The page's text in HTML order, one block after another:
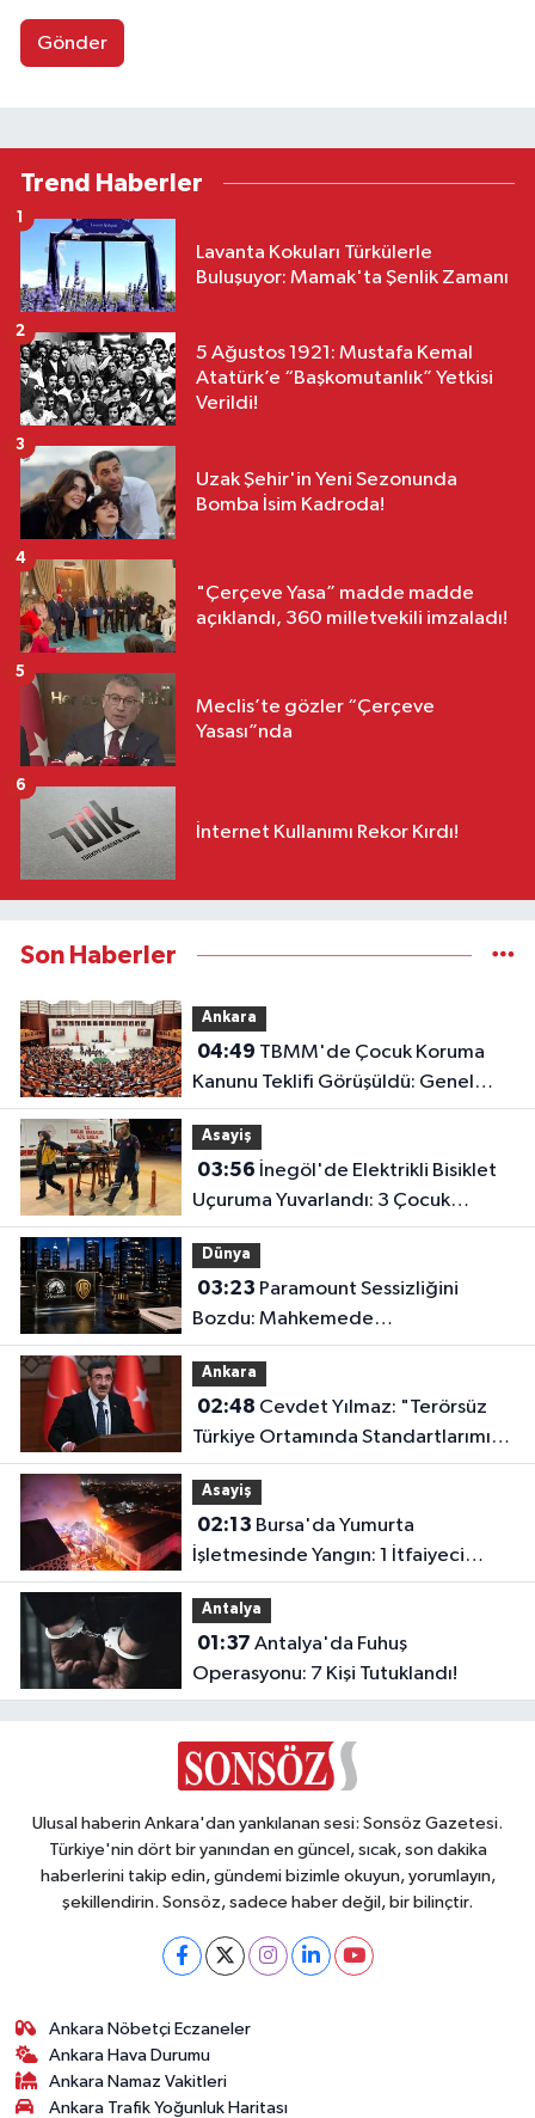
Gönder
Trend Haberler
Lavanta Kokuları Türkülerle
Buluşuyor: Mamak'ta Şenlik Zamanı
1
5 Ağustos 1921: Mustafa Kemal
Atatürk’e “Başkomutanlık” Yetkisi
Verildi!
2
Uzak Şehir'in Yeni Sezonunda
Bomba İsim Kadroda!
3
"Çerçeve Yasa” madde madde
açıklandı, 360 milletvekili imzaladı!
4
Meclis’te gözler “Çerçeve
Yasası”nda
5
İnternet Kullanımı Rekor Kırdı!
6
Son Haberler
Ankara
04:49
Kanunu Teklifi Görüşüldü: Genel
Kurul Tamamlandı!
Asayiş
03:56
Uçuruma Yuvarlandı: 3 Çocuk
Yaralandı!
Dünya
03:23
Bozdu: Mahkemede
Kazanacağımıza İnanıyoruz!
Ankara
02:48
Türkiye Ortamında Standartlarımızı
Yükselteceğiz"
Asayiş
02:13
İşletmesinde Yangın: 1 İtfaiyeci
Dumandan Etkilendi
Antalya
01:37
Operasyonu: 7 Kişi Tutuklandı!
Ulusal haberin Ankara'dan yankılanan sesi: Sonsöz Gazetesi.
Türkiye'nin dört bir yanından en güncel, sıcak, son dakika
haberlerini takip edin, gündemi bizimle okuyun, yorumlayın,
şekillendirin. Sonsöz, sadece haber değil, bir bilinçtir.
Ankara Nöbetçi Eczaneler
Ankara Hava Durumu
Ankara Namaz Vakitleri
Ankara Trafik Yoğunluk Haritası